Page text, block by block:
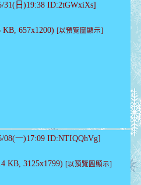
31(日)19:38 ID:2tGWxiXs]
KB, 657x1200) [以預覽圖顯示]
08(一)17:09 ID:NTIQQhVg]
KB, 3125x1799) [以預覽圖顯示]